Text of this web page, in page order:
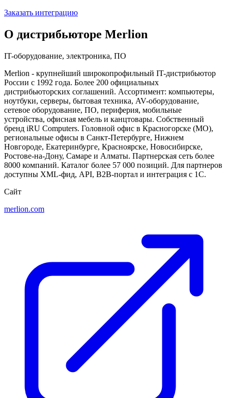
Заказать интеграцию
О дистрибьюторе Merlion
IT-оборудование, электроника, ПО
Merlion - крупнейший широкопрофильный IT-дистрибьютор
России с 1992 года. Более 200 официальных
дистрибьюторских соглашений. Ассортимент: компьютеры,
ноутбуки, серверы, бытовая техника, AV-оборудование,
сетевое оборудование, ПО, периферия, мобильные
устройства, офисная мебель и канцтовары. Собственный
бренд iRU Computers. Головной офис в Красногорске (МО),
региональные офисы в Санкт-Петербурге, Нижнем
Новгороде, Екатеринбурге, Красноярске, Новосибирске,
Ростове-на-Дону, Самаре и Алматы. Партнерская сеть более
8000 компаний. Каталог более 57 000 позиций. Для партнеров
доступны XML-фид, API, B2B-портал и интеграция с 1С.
Сайт
merlion.com